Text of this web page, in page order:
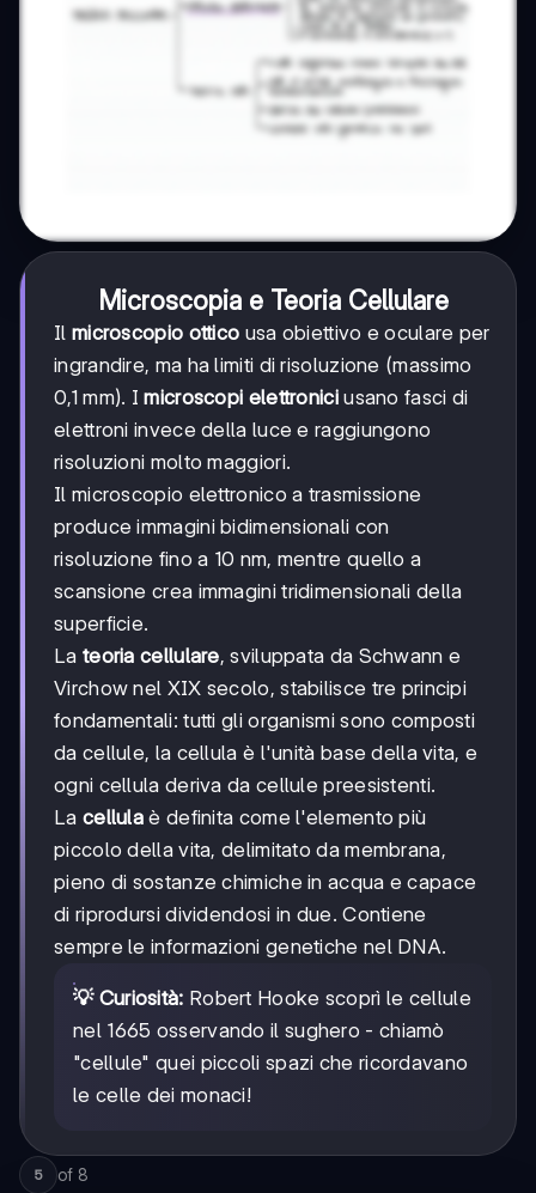
Microscopia e Teoria Cellulare
Il microscopio ottico usa obiettivo e oculare per
ingrandire, ma ha limiti di risoluzione (massimo
0,1 mm). Imicroscopi elettroniciusano fasci di
elettroni invece della luce e raggiungono
risoluzioni molto maggiori.
Il microscopio elettronico a trasmissione
produce immagini bidimensionali con
risoluzione fino a 10 nm, mentre quello a
scansione crea immagini tridimensionali della
superficie.
La teoria cellulare, sviluppata da Schwann e
Virchow nel XIX secolo, stabilisce tre principi
fondamentali: tutti gli organismi sono composti
da cellule, la cellula è l'unità base della vita, e
ogni cellula deriva da cellule preesistenti.
La cellula è definita come l'elemento più
piccolo della vita, delimitato da membrana,
pieno di sostanze chimiche in acqua e capace
di riprodursi dividendosi in due. Contiene
sempre le informazioni genetiche nel DNA.
💡 Curiosità: Robert Hooke scoprì le cellule
nel 1665 osservando il sughero - chiamò
"cellule" quei piccoli spazi che ricordavano
le celle dei monaci!
5 of 8